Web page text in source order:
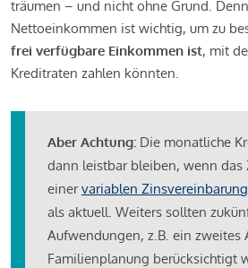
träumen – und nicht ohne Grund.
Nettoeinkommen ist wichtig, um zu
frei verfügbare Einkommen ist, mit
Kreditraten zahlen könnten.
Aber Achtung: Die monatliche
dann leistbar bleiben, wenn das
einervariablen Zinsvereinbarung
als aktuell. Weiters sollten
Aufwendungen, z.B. ein zweites
Familienplanung berücksichtigt